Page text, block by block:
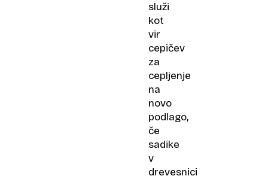
služi
kot
vir
cepičev
za
cepljenje
na
novo
podlago,
če
sadike
v
drevesnici